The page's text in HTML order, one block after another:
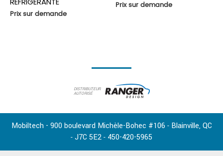
Prix sur demande
Prix sur demande
DISTRIBUTEUR
AUTORISÉ
Mobiltech - 900 boulevard Michèle-Bohec #106 - Blainville, QC
- J7C 5E2 - 450-420-5965